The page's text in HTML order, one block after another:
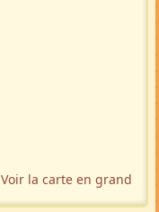
Voir la carte en grand